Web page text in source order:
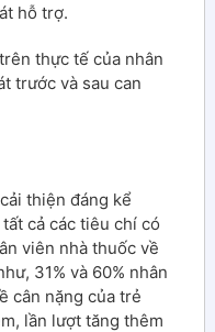
hỗ trợ.
thực tế của nhân
trước và sau can
thiện đáng kể
cả các tiêu chí có
viên nhà thuốc về
31% và 60% nhân
cân nặng của trẻ
lần lượt tăng thêm